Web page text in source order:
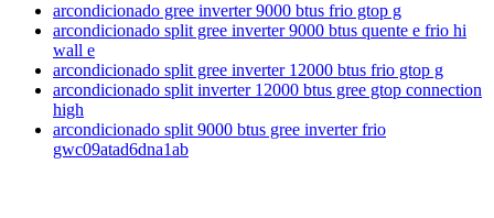
arcondicionado gree inverter 9000 btus frio gtop g
arcondicionado split gree inverter 9000 btus quente e frio hi
wall e
arcondicionado split gree inverter 12000 btus frio gtop g
arcondicionado split inverter 12000 btus gree gtop connection
high
arcondicionado split 9000 btus gree inverter frio
gwc09atad6dna1ab